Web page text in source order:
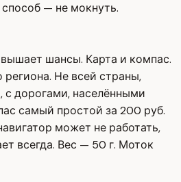
— не мокнуть.
шансы. Карта и компас.
Не всей страны,
с дорогами, населёнными
самый простой за 200 руб.
может не работать,
всегда. Вес — 50 г. Моток